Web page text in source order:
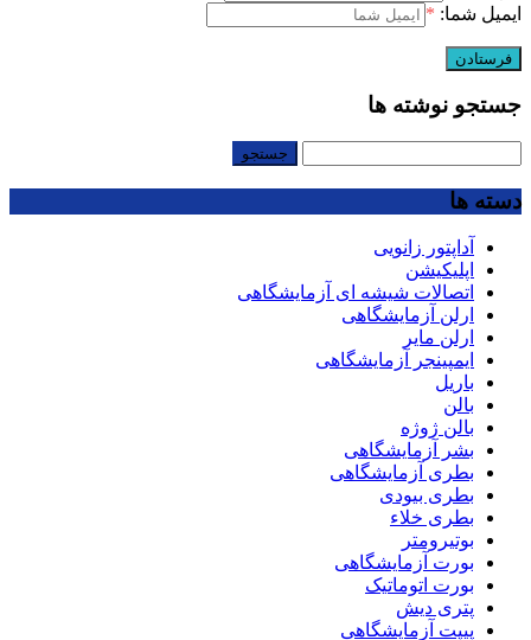
ایمیل شما: *
جستجو نوشته ها
دسته ها
آداپتور زانویی
اپلیکیشن
اتصالات شیشه ای آزمایشگاهی
ارلن آزمایشگاهی
ارلن مایر
ایمپینجر آزمایشگاهی
باریل
بالن
بالن ژوژه
بشر آزمایشگاهی
بطری آزمایشگاهی
بطری بیودی
بطری خلاء
بوتیرومتر
بورت آزمایشگاهی
بورت اتوماتیک
پتری دیش
پیپت آزمایشگاهی